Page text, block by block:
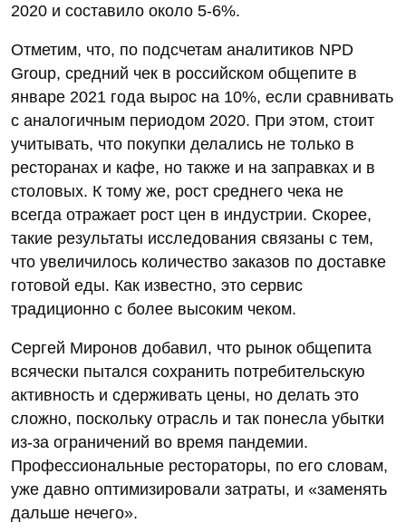
2020 и составило около 5-6%.
Отметим, что, по подсчетам аналитиков NPD
Group, средний чек в российском общепите в
январе 2021 года вырос на 10%, если сравнивать
с аналогичным периодом 2020. При этом, стоит
учитывать, что покупки делались не только в
ресторанах и кафе, но также и на заправках и в
столовых. К тому же, рост среднего чека не
всегда отражает рост цен в индустрии. Скорее,
такие результаты исследования связаны с тем,
что увеличилось количество заказов по доставке
готовой еды. Как известно, это сервис
традиционно с более высоким чеком.
Сергей Миронов добавил, что рынок общепита
всячески пытался сохранить потребительскую
активность и сдерживать цены, но делать это
сложно, поскольку отрасль и так понесла убытки
из-за ограничений во время пандемии.
Профессиональные рестораторы, по его словам,
уже давно оптимизировали затраты, и «заменять
дальше нечего».